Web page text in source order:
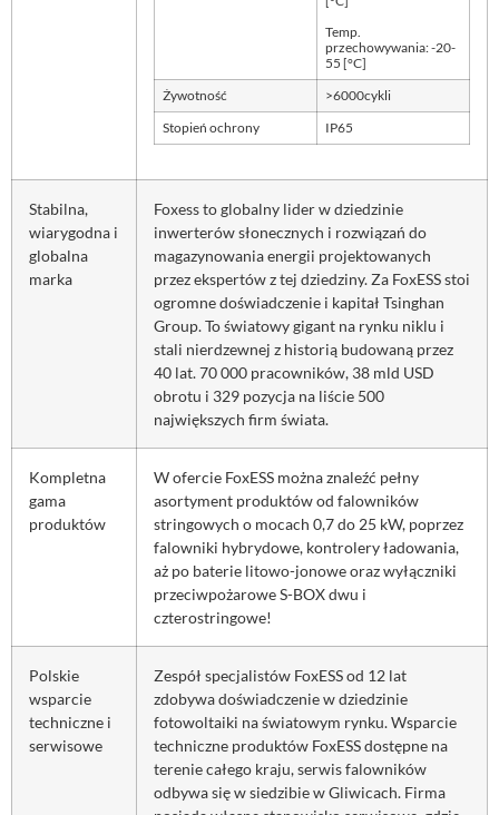
Temp.
przechowywania: -20-
55 [°C]
Żywotność >6000cykli
Stopień ochrony IP65
Stabilna,
wiarygodna i
globalna
marka
Foxess to globalny lider w dziedzinie
inwerterów słonecznych i rozwiązań do
magazynowania energii projektowanych
przez ekspertów z tej dziedziny. Za FoxESS stoi
ogromne doświadczenie i kapitał Tsinghan
Group. To światowy gigant na rynku niklu i
stali nierdzewnej z historią budowaną przez
40 lat. 70 000 pracowników, 38 mld USD
obrotu i 329 pozycja na liście 500
największych firm świata.
Kompletna
gama
produktów
W ofercie FoxESS można znaleźć pełny
asortyment produktów od falowników
stringowych o mocach 0,7 do 25 kW, poprzez
falowniki hybrydowe, kontrolery ładowania,
aż po baterie litowo-jonowe oraz wyłączniki
przeciwpożarowe S-BOX dwu i
czterostringowe!
Polskie
wsparcie
techniczne i
serwisowe
Zespół specjalistów FoxESS od 12 lat
zdobywa doświadczenie w dziedzinie
fotowoltaiki na światowym rynku. Wsparcie
techniczne produktów FoxESS dostępne na
terenie całego kraju, serwis falowników
odbywa się w siedzibie w Gliwicach. Firma